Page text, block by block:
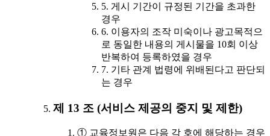
5. 게시 기간이 규정된 기간을 초과한
경우
6. 이용자의 조작 미숙이나 광고목적으
로 동일한 내용의 게시물을 10회 이상
반복하여 등록하였을 경우
7. 기타 관계 법령에 위배된다고 판단되
는 경우
제 13 조 (서비스 제공의 중지 및 제한)
① 교육정보원은 다음 각 호에 해당하는 경우